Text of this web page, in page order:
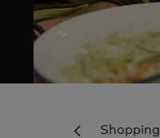
Shopping